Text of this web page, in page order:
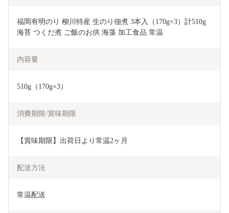
福岡有明のり 柳川特産 生のり佃煮 3本入（170g×3）計510g
海苔 つくだ煮 ご飯のお供 海藻 加工食品 常温
内容量
510g（170g×3）
消費期限/賞味期限
【賞味期限】出荷日より常温2ヶ月
配送方法
常温配送